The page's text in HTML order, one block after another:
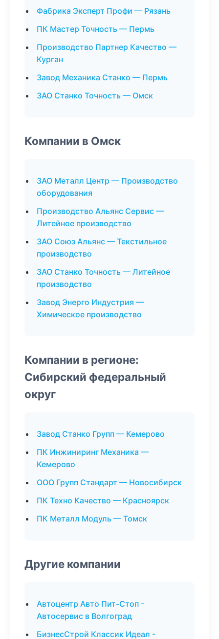
Фабрика Эксперт Профи — Рязань
ПК Мастер Точность — Пермь
Производство Партнер Качество —
Курган
Завод Механика Станко — Пермь
ЗАО Станко Точность — Омск
Компании в Омск
ЗАО Металл Центр — Производство
оборудования
Производство Альянс Сервис —
Литейное производство
ЗАО Союз Альянс — Текстильное
производство
ЗАО Станко Точность — Литейное
производство
Завод Энерго Индустрия —
Химическое производство
Компании в регионе:
Сибирский федеральный
округ
Завод Станко Групп — Кемерово
ПК Инжиниринг Механика —
Кемерово
ООО Групп Стандарт — Новосибирск
ПК Техно Качество — Красноярск
ПК Металл Модуль — Томск
Другие компании
Автоцентр Авто Пит-Стоп -
Автосервис в Волгоград
БизнесСтрой Классик Идеал -